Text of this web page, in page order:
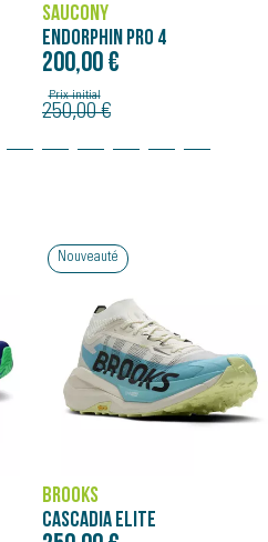
SAUCONY
ENDORPHIN PRO 4
200,00 €
Prix initial
250,00 €
Nouveauté
BROOKS
CASCADIA ELITE